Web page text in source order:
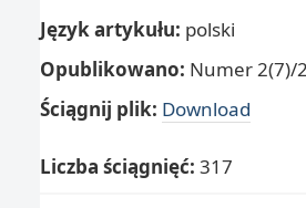
Język artykułu: polski
Opublikowano: Numer 2(7)/
Ściągnij plik: Download
Liczba ściągnięć: 317